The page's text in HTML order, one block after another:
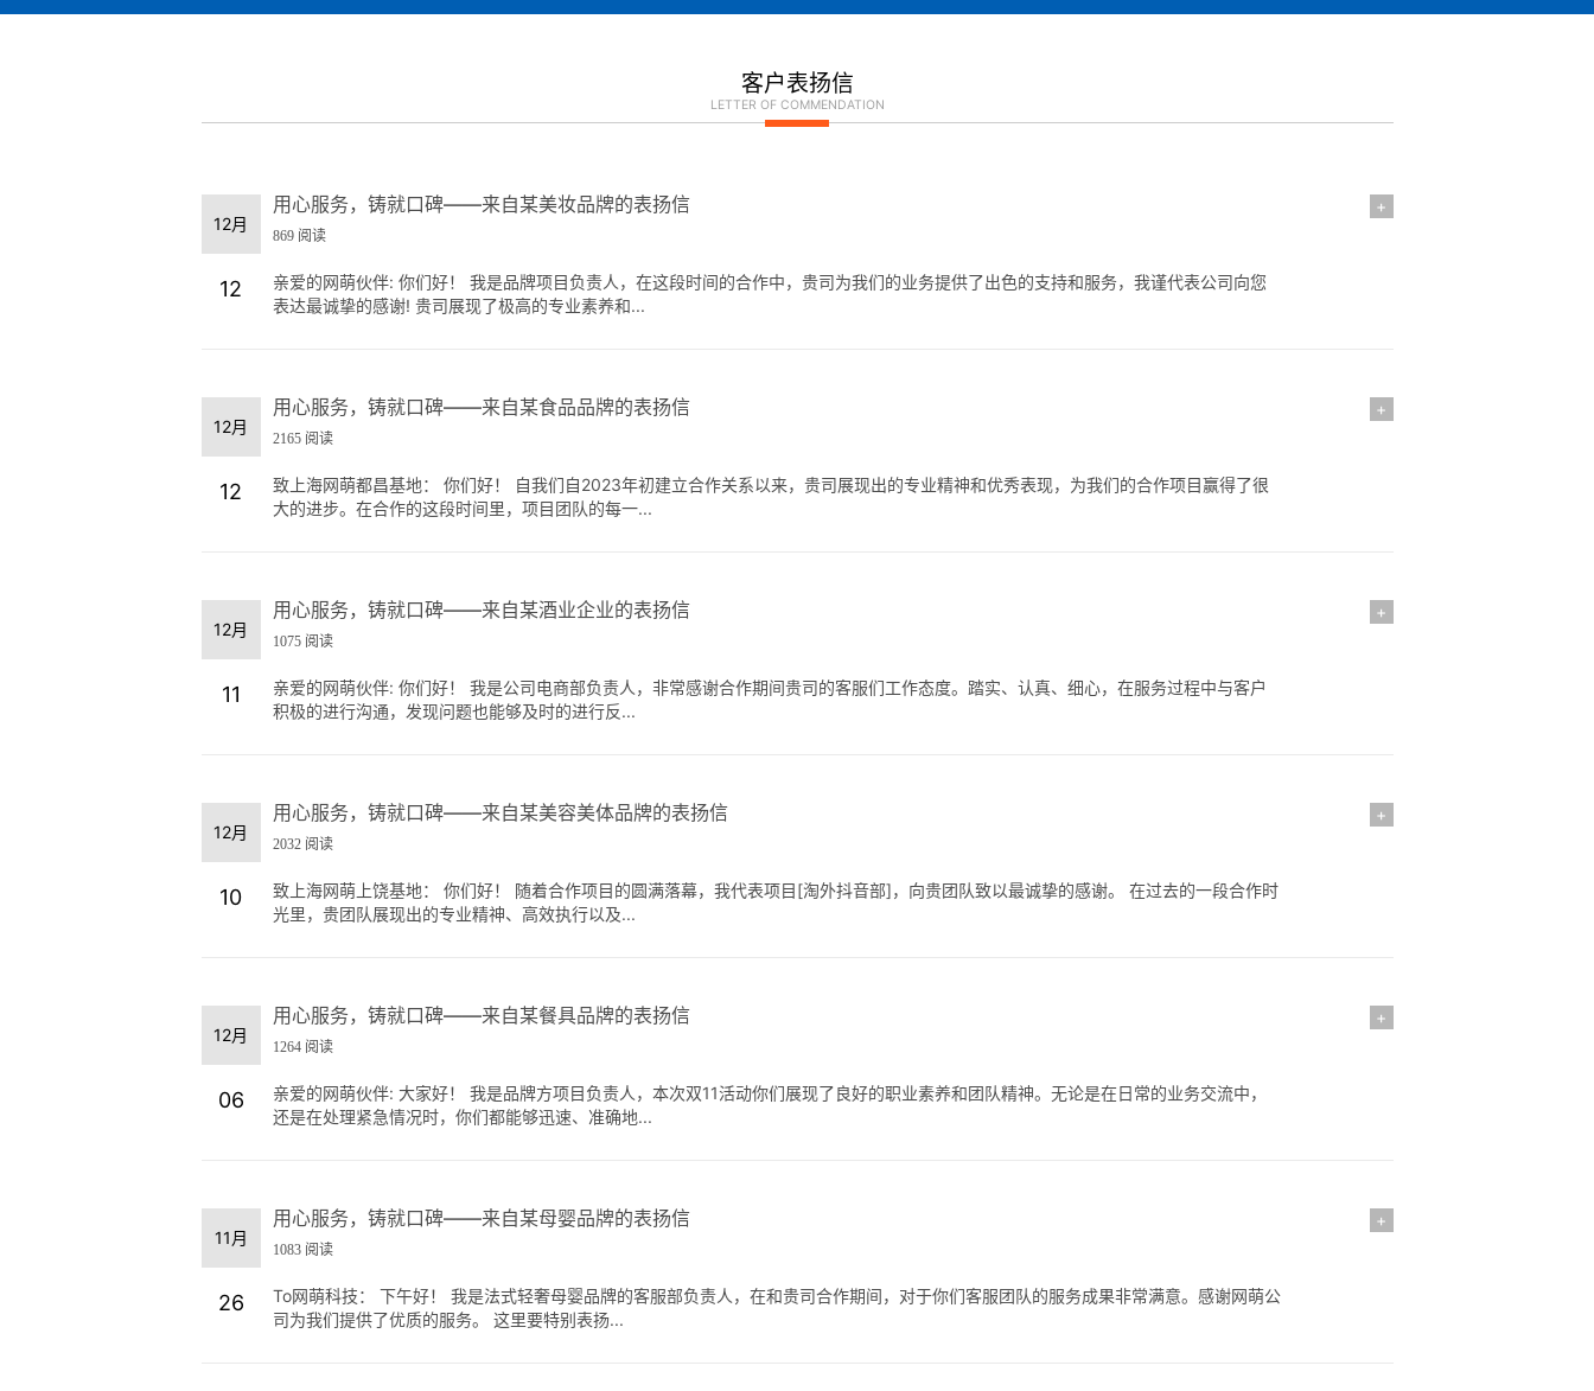
客户表扬信
LETTER OF COMMENDATION
12月
12
+
用心服务，铸就口碑——来自某美妆品牌的表扬信
869 阅读
亲爱的网萌伙伴: 你们好！ 我是品牌项目负责人，在这段时间的合作中，贵司为我们的业务提供了出色的支持和服务，我谨代表公司向您
表达最诚挚的感谢! 贵司展现了极高的专业素养和...
12月
12
+
用心服务，铸就口碑——来自某食品品牌的表扬信
2165 阅读
致上海网萌都昌基地： 你们好！ 自我们自2023年初建立合作关系以来，贵司展现出的专业精神和优秀表现，为我们的合作项目赢得了很
大的进步。在合作的这段时间里，项目团队的每一...
12月
11
+
用心服务，铸就口碑——来自某酒业企业的表扬信
1075 阅读
亲爱的网萌伙伴: 你们好！ 我是公司电商部负责人，非常感谢合作期间贵司的客服们工作态度。踏实、认真、细心，在服务过程中与客户
积极的进行沟通，发现问题也能够及时的进行反...
12月
10
+
用心服务，铸就口碑——来自某美容美体品牌的表扬信
2032 阅读
致上海网萌上饶基地： 你们好！ 随着合作项目的圆满落幕，我代表项目[淘外抖音部]，向贵团队致以最诚挚的感谢。 在过去的一段合作时
光里，贵团队展现出的专业精神、高效执行以及...
12月
06
+
用心服务，铸就口碑——来自某餐具品牌的表扬信
1264 阅读
亲爱的网萌伙伴: 大家好！ 我是品牌方项目负责人，本次双11活动你们展现了良好的职业素养和团队精神。无论是在日常的业务交流中，
还是在处理紧急情况时，你们都能够迅速、准确地...
11月
26
+
用心服务，铸就口碑——来自某母婴品牌的表扬信
1083 阅读
To网萌科技： 下午好！ 我是法式轻奢母婴品牌的客服部负责人，在和贵司合作期间，对于你们客服团队的服务成果非常满意。感谢网萌公
司为我们提供了优质的服务。 这里要特别表扬...